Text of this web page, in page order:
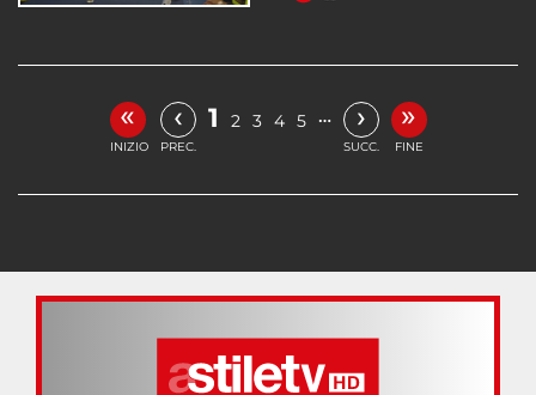
«
INIZIO
‹
PREC.
1 2 3 4 5 … ›
SUCC.
»
FINE